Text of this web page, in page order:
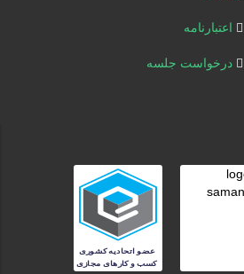
اعتبارنامه
درخواست جلسه